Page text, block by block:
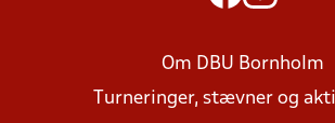
Om DBU Bornholm
Turneringer, stævner og